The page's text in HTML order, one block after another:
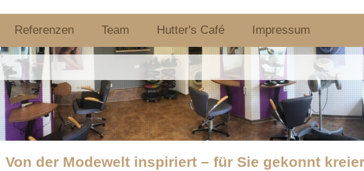
Referenzen Team Hutter's Café Impressum
Von der Modewelt inspiriert – für Sie gekonnt